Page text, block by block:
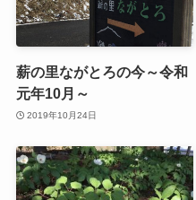
薪の里ながとろの今～令和
元年10月～
2019年10月24日